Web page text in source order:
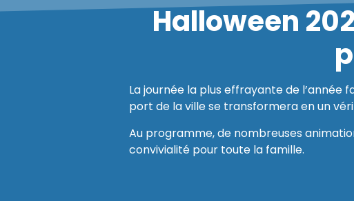
Halloween
La journée la plus effrayante de
port de la ville se transformera en un
Au programme, de nombreuses
convivialité pour toute la famille.